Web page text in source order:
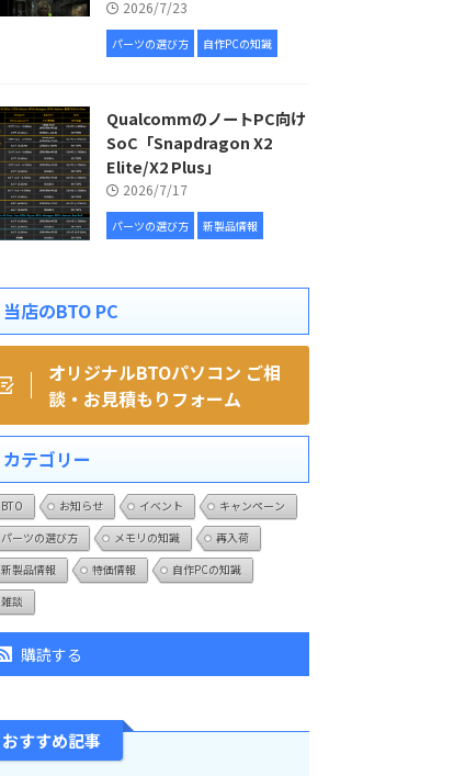
2026/7/23
パーツの選び方 自作PCの知識
QualcommのノートPC向け
SoC「Snapdragon X2
Elite/X2 Plus」
2026/7/17
パーツの選び方 新製品情報
当店のBTO PC
オリジナルBTOパソコン ご相
談・お見積もりフォーム
カテゴリー
BTO お知らせ イベント
キャンペーン
パーツの選び方
メモリの知識
再入荷
新製品情報
特価情報
自作PCの知識
雑談
購読する
おすすめ記事